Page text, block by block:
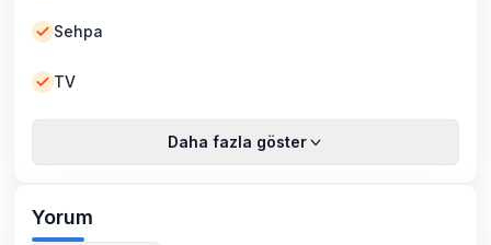
Sehpa
TV
Daha fazla göster
Yorum